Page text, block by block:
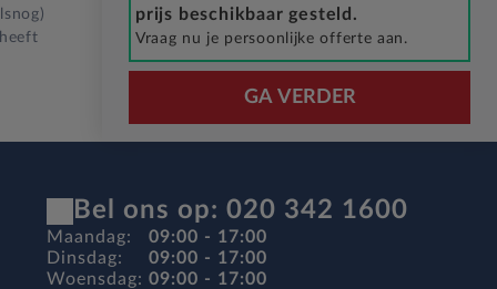
prijs beschikbaar gesteld.
Vraag nu je persoonlijke offerte aan.
GA VERDER
Bel ons op: 020 342 1600
Maandag:
Dinsdag:
Woensdag:
09:00 - 17:00
09:00 - 17:00
09:00 - 17:00